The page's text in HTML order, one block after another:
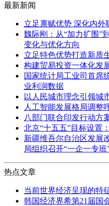
最新新闻
立足禀赋优势 深化内外
魏际刚：从“加力扩围”
变化与优化方向
立足特色优势打造新质
构建贸易投资一体化发
国家统计局工业司首席
业利润数据
以人民城市理念引领城
人工智能发展格局调整
八部门联合印发行动方
北京“十五五”目标设置
新疆维吾尔自治区发展
局组织召开“一企一专
热点文章
当前世界经济呈现的特
韩国经济界希第21届国